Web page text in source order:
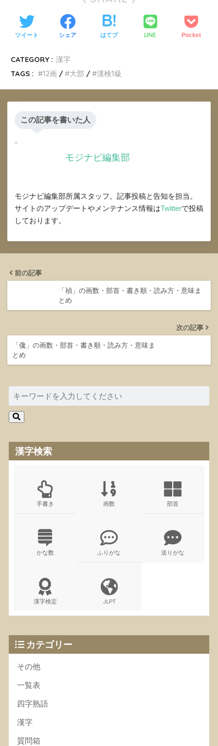
ツイート シェア はてブ LINE Pocket
CATEGORY : 漢字
TAGS :
12画 大部 漢検1級
この記事を書いた人
モジナビ編集部
モジナビ編集部所属スタッフ。記事投稿と告知を担当。
サイトのアップデートやメンテナンス情報はTwitterで投稿
しております。
前の記事
「禎」の画数・部首・書き順・読み方・意味ま
とめ
次の記事
「儳」の画数・部首・書き順・読み方・意味ま
とめ
漢字検索
手書き 画数 部首
かな数 ふりがな 送りがな
漢字検定 JLPT
カテゴリー
その他
一覧表
四字熟語
漢字
質問箱